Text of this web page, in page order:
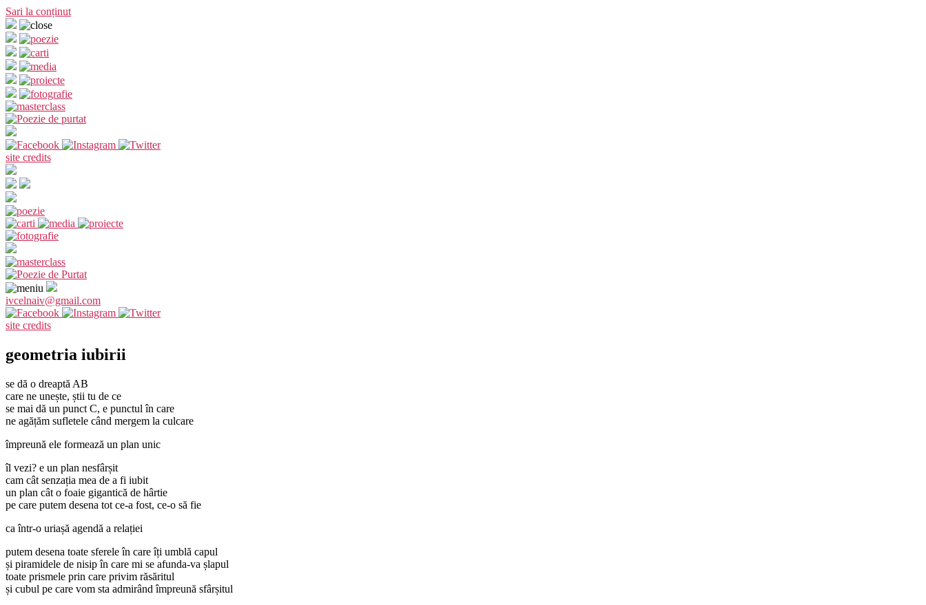
Sari la conținut
site credits
ivcelnaiv@gmail.com
site credits
geometria iubirii
se dă o dreaptă AB
care ne unește, știi tu de ce
se mai dă un punct C, e punctul în care
ne agățăm sufletele când mergem la culcare
împreună ele formează un plan unic
îl vezi? e un plan nesfârșit
cam cât senzația mea de a fi iubit
un plan cât o foaie gigantică de hârtie
pe care putem desena tot ce-a fost, ce-o să fie
ca într-o uriașă agendă a relației
putem desena toate sferele în care îți umblă capul
și piramidele de nisip în care mi se afunda-va șlapul
toate prismele prin care privim răsăritul
și cubul pe care vom sta admirând împreună sfârșitul